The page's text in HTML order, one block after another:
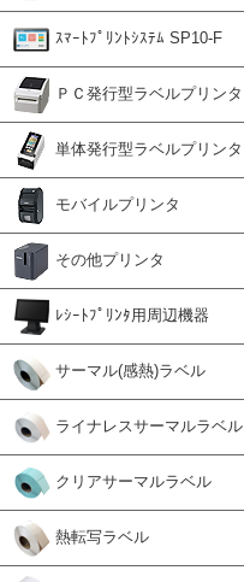
ｽﾏｰﾄﾌﾟﾘﾝﾄｼｽﾃﾑ SP10-F
ＰＣ発行型ラベルプリンタ
単体発行型ラベルプリンタ
モバイルプリンタ
その他プリンタ
ﾚｼｰﾄﾌﾟﾘﾝﾀ用周辺機器
サーマル(感熱)ラベル
ライナレスサーマルラベル
クリアサーマルラベル
熱転写ラベル